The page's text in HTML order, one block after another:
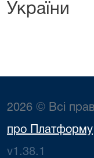
України
2026 © Всі
про Платформу
v1.38.1